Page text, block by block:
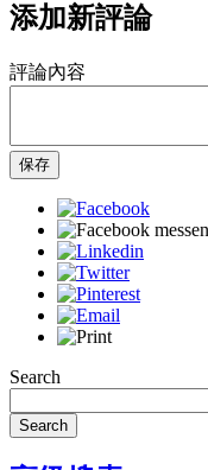
添加新評論
評論內容
保存
Search
Search